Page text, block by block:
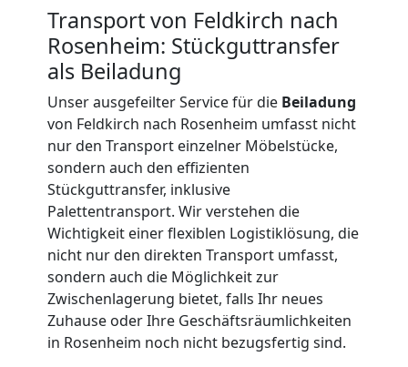
Transport von Feldkirch nach
Rosenheim: Stückguttransfer
als Beiladung
Unser ausgefeilter Service für die Beiladung
von Feldkirch nach Rosenheim umfasst nicht
nur den Transport einzelner Möbelstücke,
sondern auch den effizienten
Stückguttransfer, inklusive
Palettentransport. Wir verstehen die
Wichtigkeit einer flexiblen Logistiklösung, die
nicht nur den direkten Transport umfasst,
sondern auch die Möglichkeit zur
Zwischenlagerung bietet, falls Ihr neues
Zuhause oder Ihre Geschäftsräumlichkeiten
in Rosenheim noch nicht bezugsfertig sind.
Beiladung
International
Internationaler
Umzug
Nationaler
Umzug